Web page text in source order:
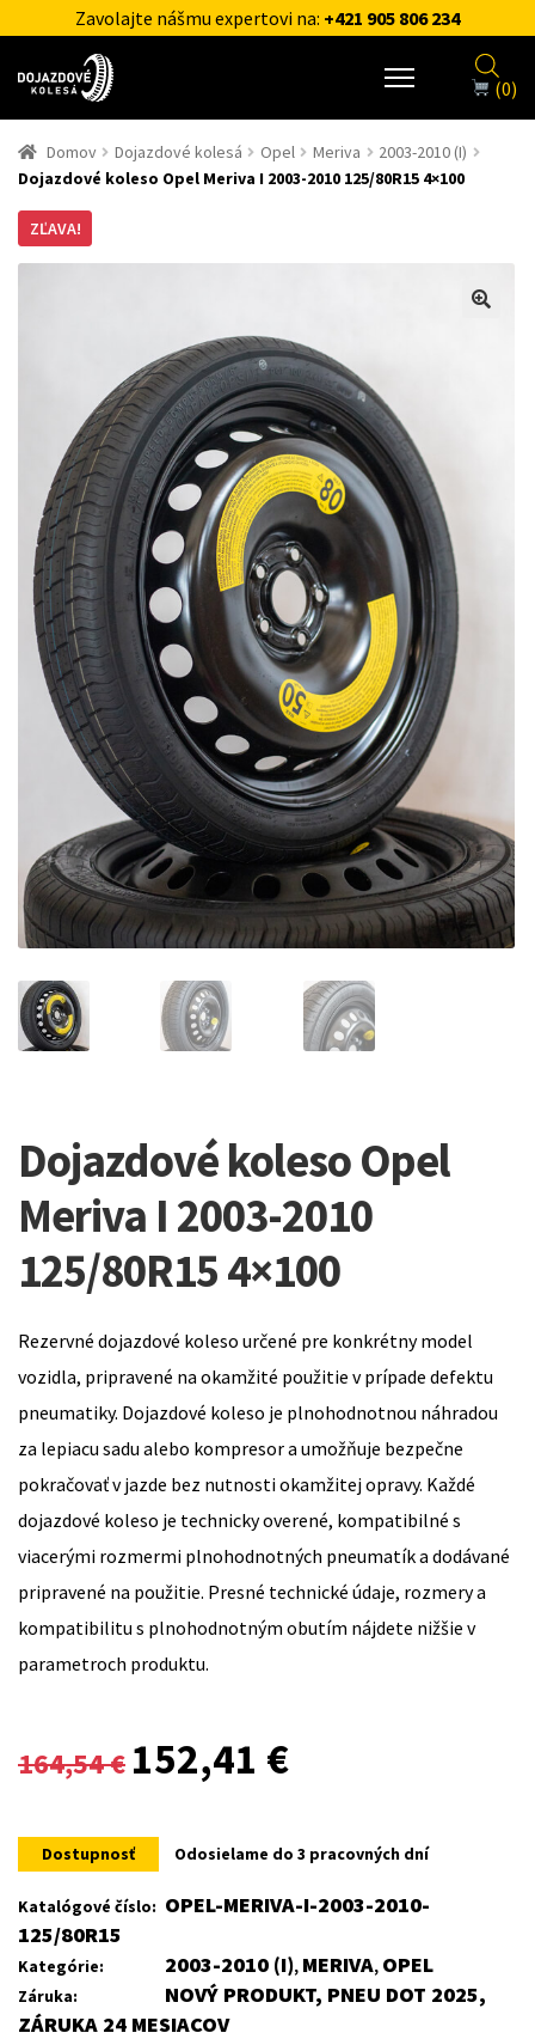
Zavolajte nášmu expertovi na: +421 905 806 234
(0)
Domov Dojazdové kolesá Opel Meriva
2003-2010 (I)
Dojazdové koleso Opel Meriva I 2003-2010 125/80R15 4×100
ZĽAVA!
Dojazdové koleso Opel
Meriva I 2003-2010
125/80R15 4×100
Rezervné dojazdové koleso určené pre konkrétny model
vozidla, pripravené na okamžité použitie v prípade defektu
pneumatiky. Dojazdové koleso je plnohodnotnou náhradou
za lepiacu sadu alebo kompresor a umožňuje bezpečne
pokračovať v jazde bez nutnosti okamžitej opravy. Každé
dojazdové koleso je technicky overené, kompatibilné s
viacerými rozmermi plnohodnotných pneumatík a dodávané
pripravené na použitie. Presné technické údaje, rozmery a
kompatibilitu s plnohodnotným obutím nájdete nižšie v
parametroch produktu.
164,54€
Original
was:
164,54 €.
152,41 €
is:
152,41 €.
Dostupnosť Odosielame do 3 pracovných dní
Katalógové číslo: OPEL-MERIVA-I-2003-2010-
125/80R15
Kategórie: 2003-2010 (I), MERIVA, OPEL
Záruka:
NOVÝ PRODUKT, PNEU DOT 2025,
ZÁRUKA 24 MESIACOV